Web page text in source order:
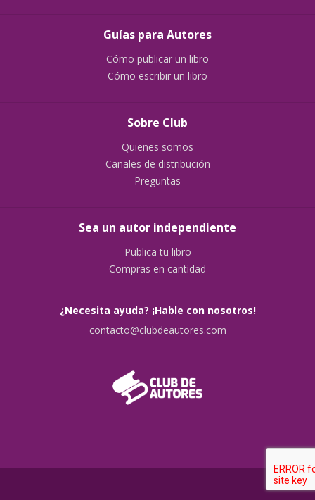
Guías para Autores
Cómo publicar un libro
Cómo escribir un libro
Sobre Club
Quienes somos
Canales de distribución
Preguntas
Sea un autor independiente
Publica tu libro
Compras en cantidad
¿Necesita ayuda? ¡Hable con nosotros!
contacto@clubdeautores.com